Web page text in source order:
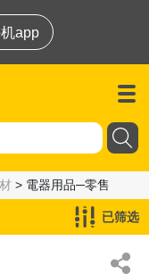
app
> 電器用品─零售
已筛选